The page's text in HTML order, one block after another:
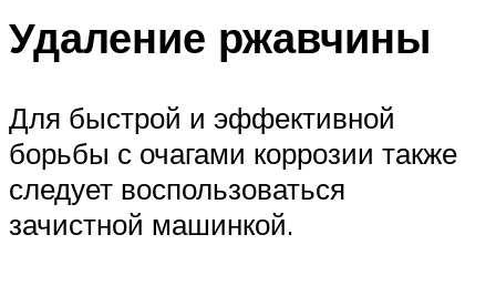
Удаление ржавчины
Для быстрой и эффективной
борьбы с очагами коррозии также
следует воспользоваться
зачистной машинкой.